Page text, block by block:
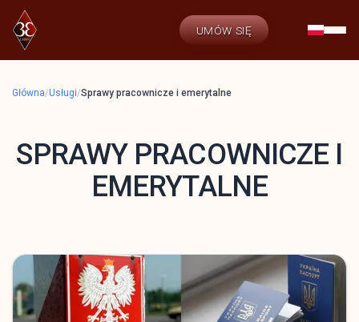
UMÓW SIĘ
Główna/Usługi/Sprawy pracownicze i emerytalne
SPRAWY PRACOWNICZE I
EMERYTALNE